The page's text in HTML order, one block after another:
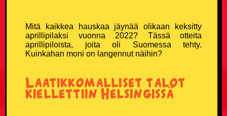
Poliisivitsit
Pottukoira vitsit
Mitä kaikkea hauskaa jäynää olikaan keksitty
aprillipilaksi vuonna 2022? Tässä otteita
aprillipiloista, joita oli Suomessa tehty.
Kuinkahan moni on langennut näihin?
Laatikkomalliset talot
kiellettiin Helsingissä